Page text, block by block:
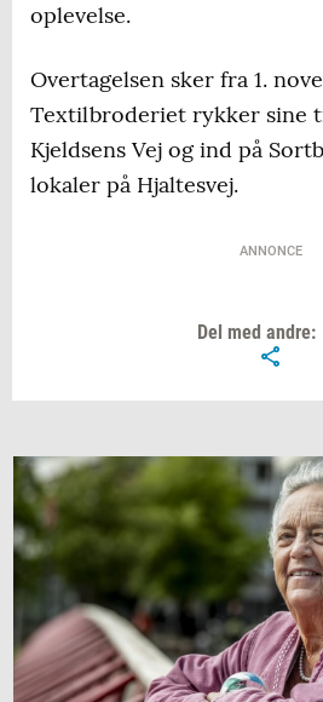
oplevelse.
Overtagelsen sker fra 1.
Textilbroderiet rykker sine
Kjeldsens Vej og ind på
lokaler på Hjaltesvej.
ANNONCE
Del med andre: